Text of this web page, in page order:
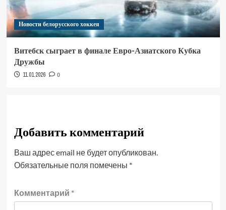
Новости белорусского хоккея
Витебск сыграет в финале Евро-Азиатского Кубка
Дружбы
11.01.2026 0
Добавить комментарий
Ваш адрес email не будет опубликован.
Обязательные поля помечены *
Комментарий *